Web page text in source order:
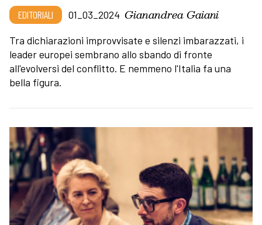
EDITORIALI 01_03_2024 Gianandrea Gaiani
Tra dichiarazioni improvvisate e silenzi imbarazzati, i
leader europei sembrano allo sbando di fronte
all'evolversi del conflitto. E nemmeno l'Italia fa una
bella figura.